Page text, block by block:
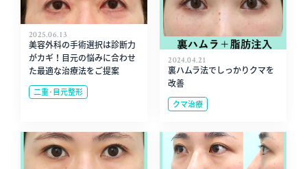
2025.06.13
美容外科の手術選択は診断力
がカギ！目元の悩みに合わせ
た最適な治療法をご提案
二重･目元整形
2024.04.21
裏ハムラ法でしっかりクマを
改善
クマ治療